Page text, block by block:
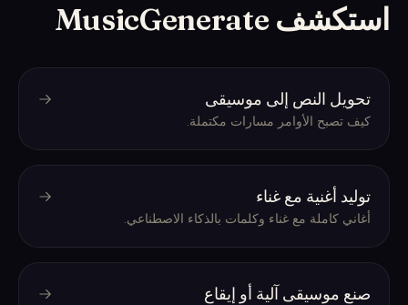
استكشف MusicGenerate
تحويل النص إلى موسيقى
كيف تصبح الأوامر مسارات مكتملة.
توليد أغنية مع غناء
أغاني كاملة مع غناء وكلمات بالذكاء الاصطناعي.
صنع موسيقى آلية أو إيقاع